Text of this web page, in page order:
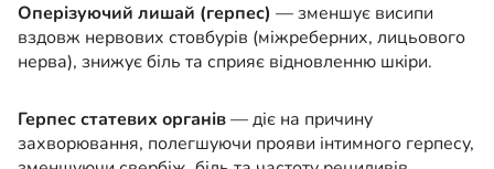
Оперізуючий лишай (герпес) — зменшує висипи
вздовж нервових стовбурів (міжреберних, лицьового
нерва), знижує біль та сприяє відновленню шкіри.
Герпес статевих органів— діє на причину
захворювання, полегшуючи прояви інтимного герпесу,